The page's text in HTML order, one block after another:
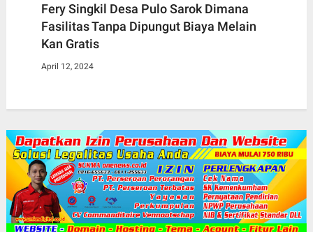
Fery Singkil Desa Pulo Sarok Dimana
Fasilitas Tanpa Dipungut Biaya Melain
Kan Gratis
April 12, 2024